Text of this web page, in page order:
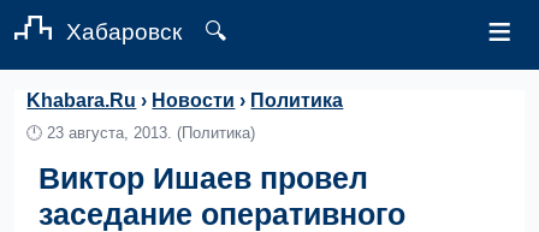
Хабаровск 🔍 ≡
Khabara.Ru › Новости › Политика
🕛23 августа, 2013. (Политика)
Виктор Ишаев провел
заседание оперативного